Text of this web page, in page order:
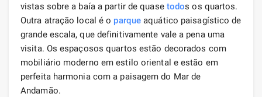
vistas sobre a baía a partir de quase todos os quartos.
Outra atração local é o parque aquático paisagístico de
grande escala, que definitivamente vale a pena uma
visita. Os espaçosos quartos estão decorados com
mobiliário moderno em estilo oriental e estão em
perfeita harmonia com a paisagem do Mar de
Andamão.